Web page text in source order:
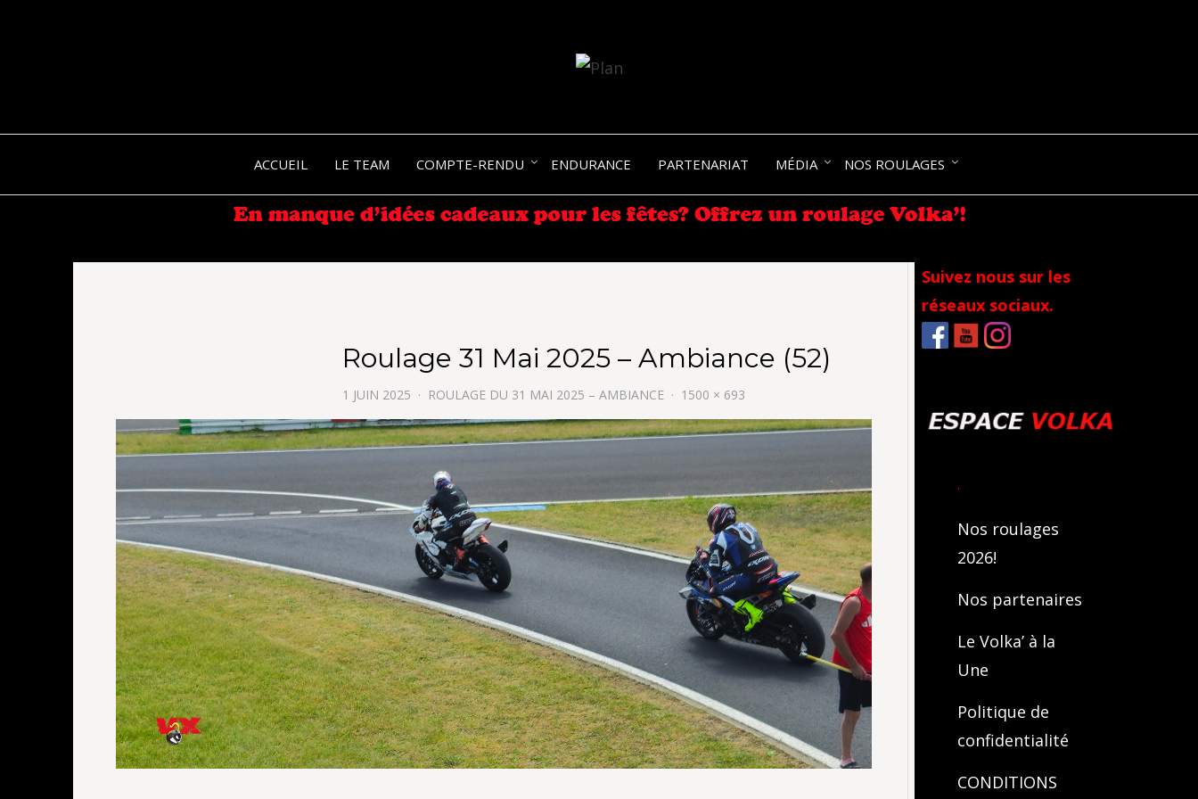
VOLKANIK-
ENDURANCE
ACCUEIL LE TEAM COMPTE-RENDU ENDURANCE PARTENARIAT MÉDIA NOS ROULAGES
Roulage 31 Mai 2025 – Ambiance (52)
1 JUIN 2025 ROULAGE DU 31 MAI 2025 – AMBIANCE 1500 × 693
Suivez nous sur les
réseaux sociaux.
.
Nos roulages
2026!
Nos partenaires
Le Volka’ à la
Une
Politique de
confidentialité
CONDITIONS